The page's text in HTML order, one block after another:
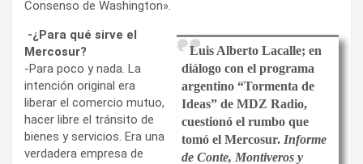
Consenso de Washington».
Luis Alberto Lacalle; en
diálogo con el programa
argentino “Tormenta de
Ideas” de MDZ Radio,
cuestionó el rumbo que
tomó el Mercosur. Informe
de Conte, Montiveros y
-¿Para qué sirve el
Mercosur?
-Para poco y nada. La
intención original era
liberar el comercio mutuo,
hacer libre el tránsito de
bienes y servicios. Era una
verdadera empresa de